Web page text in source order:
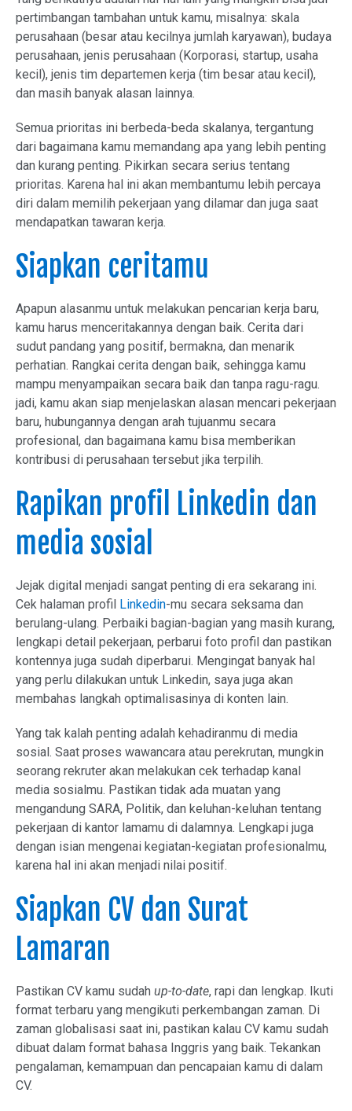
pertimbangan tambahan untuk kamu, misalnya: skala
perusahaan (besar atau kecilnya jumlah karyawan), budaya
perusahaan, jenis perusahaan (Korporasi, startup, usaha
kecil), jenis tim departemen kerja (tim besar atau kecil),
dan masih banyak alasan lainnya.
Semua prioritas ini berbeda-beda skalanya, tergantung
dari bagaimana kamu memandang apa yang lebih penting
dan kurang penting. Pikirkan secara serius tentang
prioritas. Karena hal ini akan membantumu lebih percaya
diri dalam memilih pekerjaan yang dilamar dan juga saat
mendapatkan tawaran kerja.
Siapkan ceritamu
Apapun alasanmu untuk melakukan pencarian kerja baru,
kamu harus menceritakannya dengan baik. Cerita dari
sudut pandang yang positif, bermakna, dan menarik
perhatian. Rangkai cerita dengan baik, sehingga kamu
mampu menyampaikan secara baik dan tanpa ragu-ragu.
jadi, kamu akan siap menjelaskan alasan mencari pekerjaan
baru, hubungannya dengan arah tujuanmu secara
profesional, dan bagaimana kamu bisa memberikan
kontribusi di perusahaan tersebut jika terpilih.
Rapikan profil Linkedin dan
media sosial
Jejak digital menjadi sangat penting di era sekarang ini.
Cek halaman profil Linkedin-mu secara seksama dan
berulang-ulang. Perbaiki bagian-bagian yang masih kurang,
lengkapi detail pekerjaan, perbarui foto profil dan pastikan
kontennya juga sudah diperbarui. Mengingat banyak hal
yang perlu dilakukan untuk Linkedin, saya juga akan
membahas langkah optimalisasinya di konten lain.
Yang tak kalah penting adalah kehadiranmu di media
sosial. Saat proses wawancara atau perekrutan, mungkin
seorang rekruter akan melakukan cek terhadap kanal
media sosialmu. Pastikan tidak ada muatan yang
mengandung SARA, Politik, dan keluhan-keluhan tentang
pekerjaan di kantor lamamu di dalamnya. Lengkapi juga
dengan isian mengenai kegiatan-kegiatan profesionalmu,
karena hal ini akan menjadi nilai positif.
Siapkan CV dan Surat
Lamaran
Pastikan CV kamu sudah up-to-date, rapi dan lengkap. Ikuti
format terbaru yang mengikuti perkembangan zaman. Di
zaman globalisasi saat ini, pastikan kalau CV kamu sudah
dibuat dalam format bahasa Inggris yang baik. Tekankan
pengalaman, kemampuan dan pencapaian kamu di dalam
CV.